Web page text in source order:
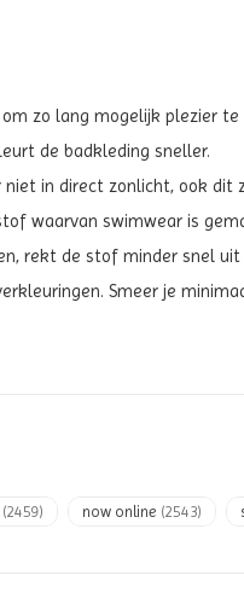
zo lang mogelijk plezier
de badkleding sneller.
in direct zonlicht, ook dit
waarvan swimwear is
rekt de stof minder snel
Smeer je
(2459) now online (2543)